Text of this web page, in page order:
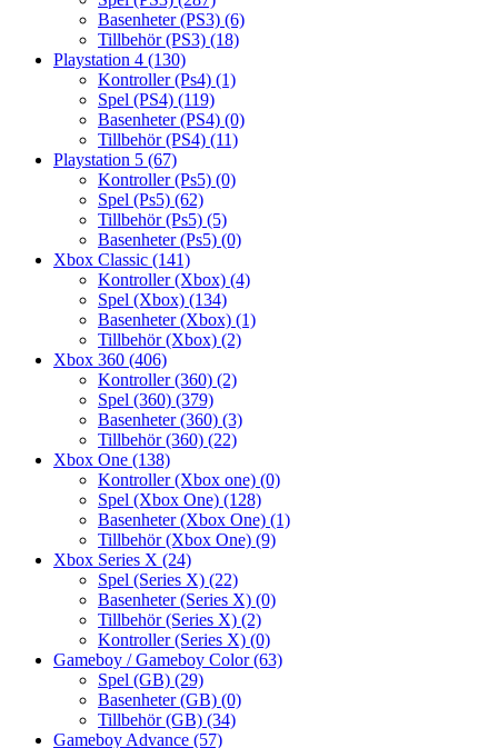
Basenheter (PS3) (6)
Tillbehör (PS3) (18)
Playstation 4 (130)
Kontroller (Ps4) (1)
Spel (PS4) (119)
Basenheter (PS4) (0)
Tillbehör (PS4) (11)
Playstation 5 (67)
Kontroller (Ps5) (0)
Spel (Ps5) (62)
Tillbehör (Ps5) (5)
Basenheter (Ps5) (0)
Xbox Classic (141)
Kontroller (Xbox) (4)
Spel (Xbox) (134)
Basenheter (Xbox) (1)
Tillbehör (Xbox) (2)
Xbox 360 (406)
Kontroller (360) (2)
Spel (360) (379)
Basenheter (360) (3)
Tillbehör (360) (22)
Xbox One (138)
Kontroller (Xbox one) (0)
Spel (Xbox One) (128)
Basenheter (Xbox One) (1)
Tillbehör (Xbox One) (9)
Xbox Series X (24)
Spel (Series X) (22)
Basenheter (Series X) (0)
Tillbehör (Series X) (2)
Kontroller (Series X) (0)
Gameboy / Gameboy Color(63)
Spel (GB) (29)
Basenheter (GB) (0)
Tillbehör (GB) (34)
Gameboy Advance (57)